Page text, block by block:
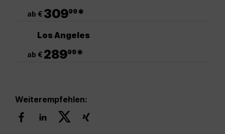
ab € 30999*
Los Angeles
ab € 28999*
Weiterempfehlen: